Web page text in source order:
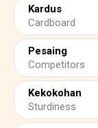
Kardus
Cardboard
Pesaing
Competitors
Kekokohan
Sturdiness